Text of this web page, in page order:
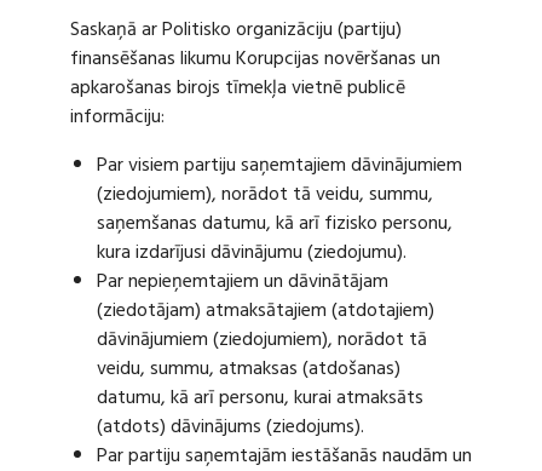
Saskaņā ar Politisko organizāciju (partiju)
finansēšanas likumu Korupcijas novēršanas un
apkarošanas birojs tīmekļa vietnē publicē
informāciju:
Par visiem partiju saņemtajiem dāvinājumiem
(ziedojumiem), norādot tā veidu, summu,
saņemšanas datumu, kā arī fizisko personu,
kura izdarījusi dāvinājumu (ziedojumu).
Par nepieņemtajiem un dāvinātājam
(ziedotājam) atmaksātajiem (atdotajiem)
dāvinājumiem (ziedojumiem), norādot tā
veidu, summu, atmaksas (atdošanas)
datumu, kā arī personu, kurai atmaksāts
(atdots) dāvinājums (ziedojums).
Par partiju saņemtajām iestāšanās naudām un